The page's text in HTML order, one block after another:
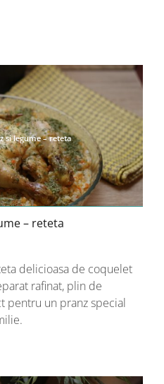
si legume – reteta
– reteta
delicioasa de coquelet
rafinat, plin de
pentru un pranz special